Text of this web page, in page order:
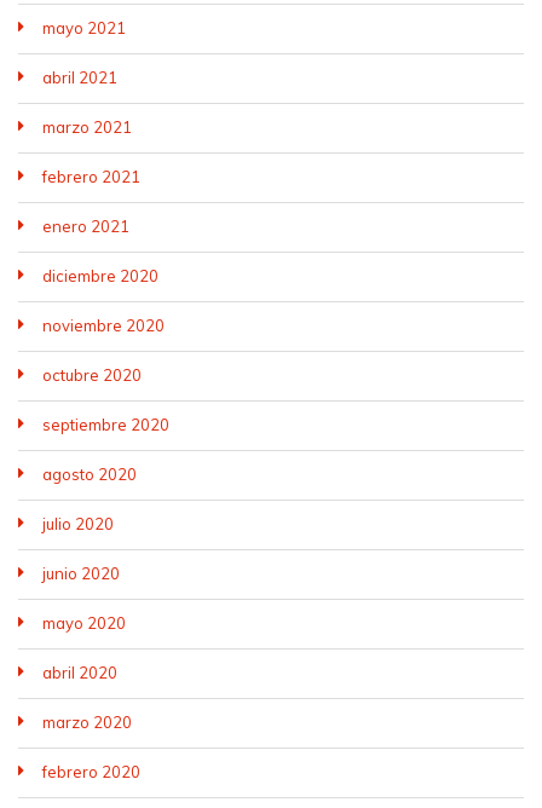
mayo 2021
abril 2021
marzo 2021
febrero 2021
enero 2021
diciembre 2020
noviembre 2020
octubre 2020
septiembre 2020
agosto 2020
julio 2020
junio 2020
mayo 2020
abril 2020
marzo 2020
febrero 2020